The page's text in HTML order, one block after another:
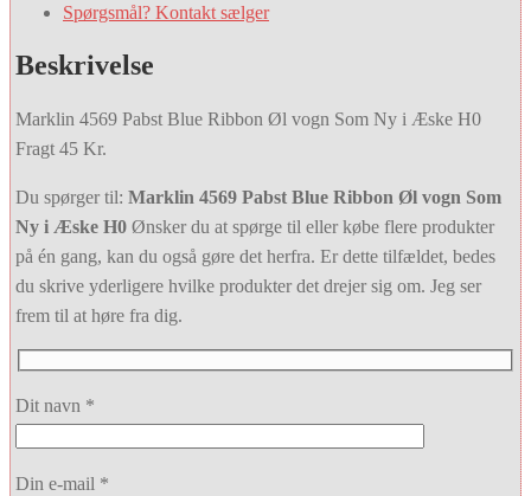
Spørgsmål? Kontakt sælger
Beskrivelse
Marklin 4569 Pabst Blue Ribbon Øl vogn Som Ny i Æske H0
Fragt 45 Kr.
Du spørger til: Marklin 4569 Pabst Blue Ribbon Øl vogn Som
Ny i Æske H0 Ønsker du at spørge til eller købe flere produkter
på én gang, kan du også gøre det herfra. Er dette tilfældet, bedes
du skrive yderligere hvilke produkter det drejer sig om. Jeg ser
frem til at høre fra dig.
Dit navn *
Din e-mail *